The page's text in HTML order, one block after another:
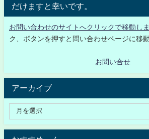
だけますと幸いです。
お問い合わせのサイトへクリックで移動し
ク、ボタンを押すと問い合わせページに移動
お問い合せ
アーカイブ